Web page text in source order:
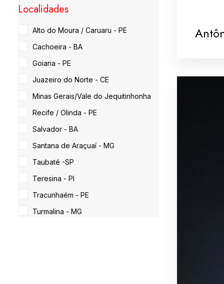
Localidades
Alto do Moura / Caruaru - PE
Cachoeira - BA
Goiana - PE
Juazeiro do Norte - CE
Minas Gerais/Vale do Jequitinhonha
Recife / Olinda - PE
Salvador - BA
Santana de Araçuaí - MG
Taubaté -SP
Teresina - PI
Tracunhaém - PE
Turmalina - MG